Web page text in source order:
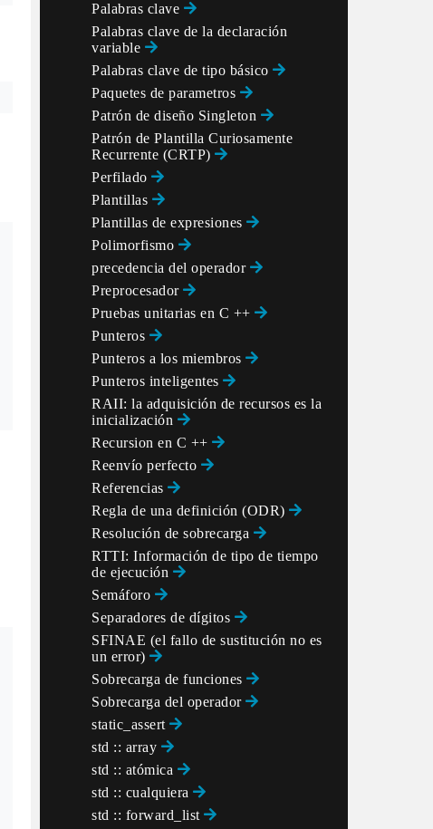
Palabras clave
Palabras clave de la declaración
variable
Palabras clave de tipo básico
Paquetes de parametros
Patrón de diseño Singleton
Patrón de Plantilla Curiosamente
Recurrente (CRTP)
Perfilado
Plantillas
Plantillas de expresiones
Polimorfismo
precedencia del operador
Preprocesador
Pruebas unitarias en C ++
Punteros
Punteros a los miembros
Punteros inteligentes
RAII: la adquisición de recursos es la
inicialización
Recursion en C ++
Reenvío perfecto
Referencias
Regla de una definición (ODR)
Resolución de sobrecarga
RTTI: Información de tipo de tiempo
de ejecución
Semáforo
Separadores de dígitos
SFINAE (el fallo de sustitución no es
un error)
Sobrecarga de funciones
Sobrecarga del operador
static_assert
std :: array
std :: atómica
std :: cualquiera
std :: forward_list